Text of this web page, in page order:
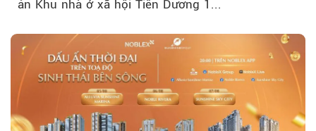
án Khu nhà ở xã hội Tiên Dương 1...